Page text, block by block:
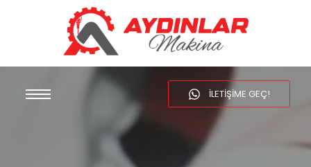
ILETIŞIME GEÇ!